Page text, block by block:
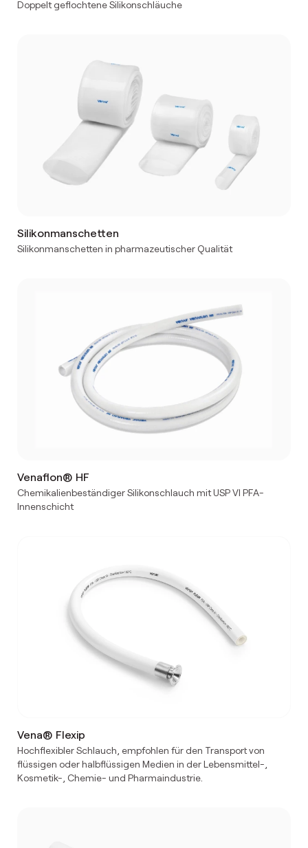
Doppelt geflochtene Silikonschläuche
Silikonmanschetten
Silikonmanschetten in pharmazeutischer Qualität
Venaflon® HF
Chemikalienbeständiger Silikonschlauch mit USP VI PFA-
Innenschicht
Vena® Flexip
Hochflexibler Schlauch, empfohlen für den Transport von
flüssigen oder halbflüssigen Medien in der Lebensmittel-,
Kosmetik-, Chemie- und Pharmaindustrie.